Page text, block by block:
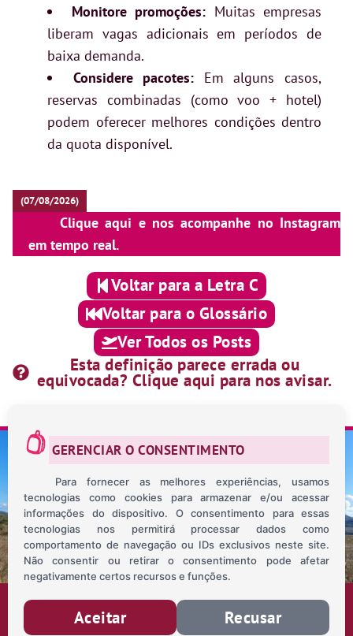
Monitore promoções: Muitas empresas
liberam vagas adicionais em períodos de
baixa demanda.
Considere pacotes: Em alguns casos,
reservas combinadas (como voo + hotel)
podem oferecer melhores condições dentro
da quota disponível.
(07/08/2026)
Clique aqui e nos acompanhe no Instagram
em tempo real.
Voltar para a Letra C
Voltar para o Glossário
Ver Todos os Posts
Esta definição parece errada ou
equivocada? Clique aqui para nos avisar.
SOBRE NÓS CONTATO BLOG
MAPA INTERATIVO
POLÍTICA DE PRIVACIDADE
TODOS OS DIREITOS RESERVADOS © 2026
DESENVOLVIDO PORNECTHO.
GERENCIAR O CONSENTIMENTO
Para fornecer as melhores experiências, usamos
tecnologias como cookies para armazenar e/ou acessar
informações do dispositivo. O consentimento para essas
tecnologias nos permitirá processar dados como
comportamento de navegação ou IDs exclusivos neste site.
Não consentir ou retirar o consentimento pode afetar
negativamente certos recursos e funções.
Aceitar Recusar